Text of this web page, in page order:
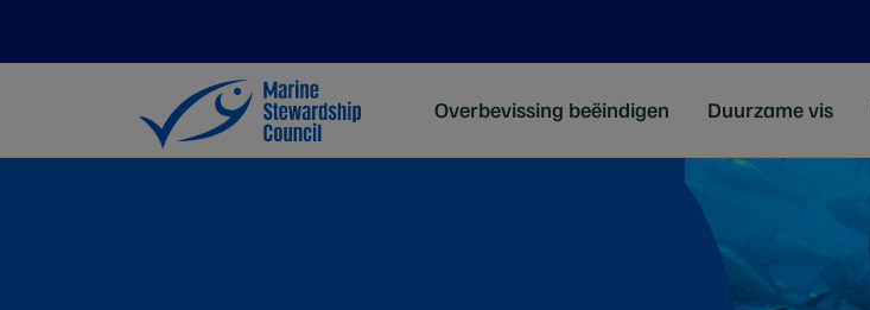
Overbevissing beëindigen Duurzame vis